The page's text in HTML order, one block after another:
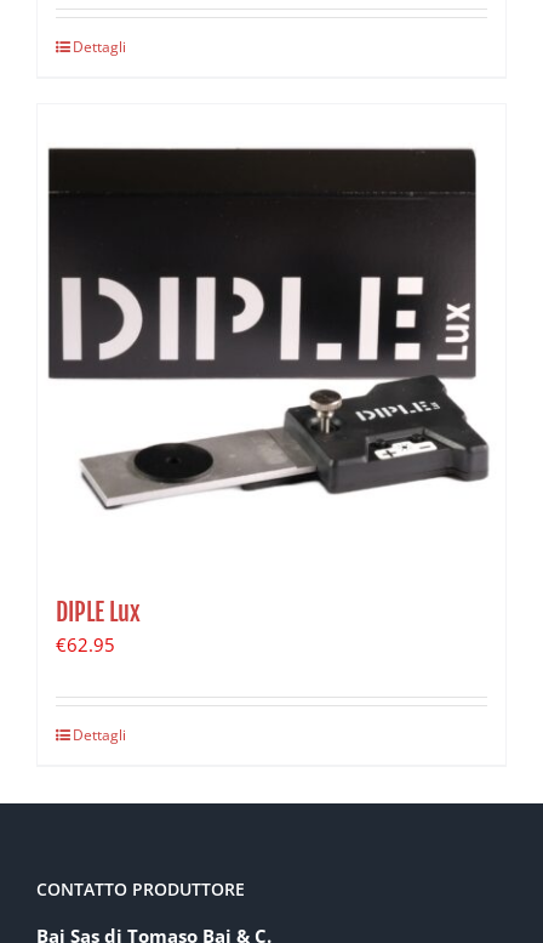
Dettagli
DIPLE Lux
€62.95
Dettagli
CONTATTO PRODUTTORE
Baj Sas di Tomaso Baj & C.